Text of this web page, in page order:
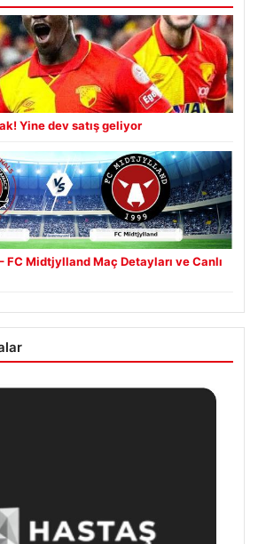
Yine dev satış geliyor
FC Midtjylland Maç Detayları ve Canlı